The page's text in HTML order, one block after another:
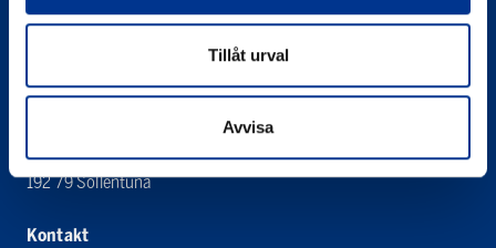
Tillåt urval
Avvisa
Organisationsnummer
Bröderna Berner AB
Bergkällavägen 27 A
192 79 Sollentuna
Kontakt